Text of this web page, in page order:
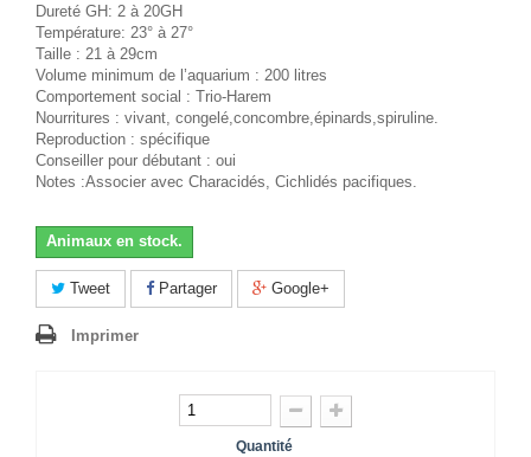
Dureté GH: 2 à 20GH
Température: 23° à 27°
Taille : 21 à 29cm
Volume minimum de l’aquarium : 200 litres
Comportement social : Trio-Harem
Nourritures : vivant, congelé,concombre,épinards,spiruline.
Reproduction : spécifique
Conseiller pour débutant : oui
Notes :Associer avec Characidés, Cichlidés pacifiques.
Animaux en stock.
Tweet Partager Google+
Imprimer
Quantité